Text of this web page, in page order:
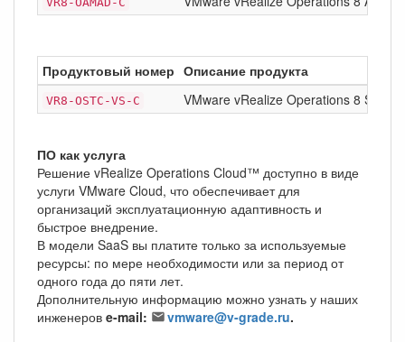
Продуктовый номер Описание продукта
VR8-OSTC-VS-C VMware vRealize Operations 8
ПО как услуга
Решение vRealize Operations Cloud™ доступно в виде
услуги VMware Cloud, что обеспечивает для
организаций эксплуатационную адаптивность и
быстрое внедрение.
В модели SaaS вы платите только за используемые
ресурсы: по мере необходимости или за период от
одного года до пяти лет.
Дополнительную информацию можно узнать у наших
инженеров e-mail: vmware@v-grade.ru.